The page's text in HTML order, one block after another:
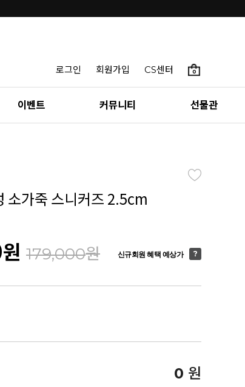
로그인 회원가입 CS센터 0
이벤트 커뮤니티 선물관
소가죽 스니커즈 2.5cm
원 179,000원 신규회원 혜택 예상가
0 원